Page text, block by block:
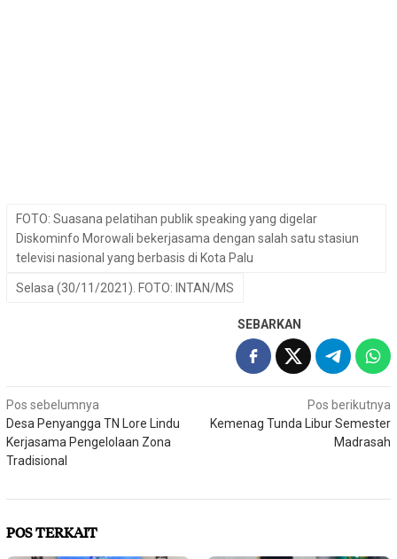
FOTO: Suasana pelatihan publik speaking yang digelar
Diskominfo Morowali bekerjasama dengan salah satu stasiun
televisi nasional yang berbasis di Kota Palu
Selasa (30/11/2021). FOTO: INTAN/MS
SEBARKAN
Navigasi
pos
Pos sebelumnya
Desa Penyangga TN Lore Lindu
Kerjasama Pengelolaan Zona
Tradisional
Pos berikutnya
Kemenag Tunda Libur Semester
Madrasah
POS TERKAIT